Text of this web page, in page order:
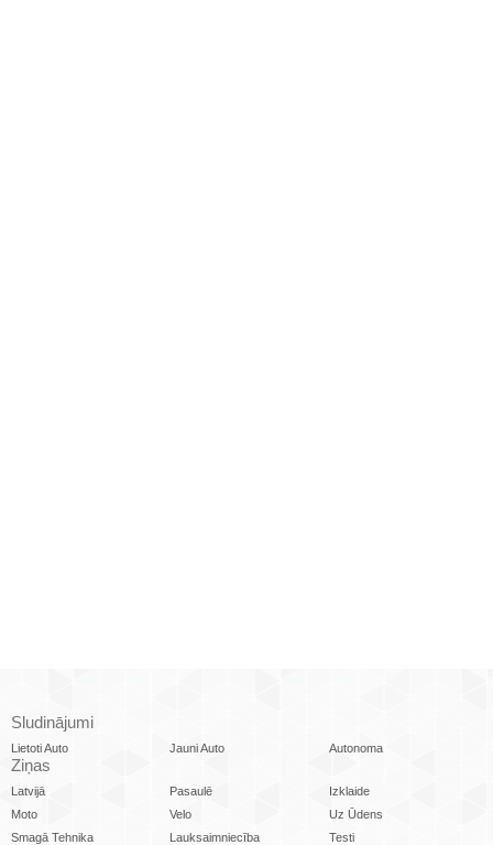
Sludinājumi
Lietoti Auto Jauni Auto Autonoma
Ziņas
Latvijā Pasaulē
Izklaide
Moto
Velo
Uz Ūdens
Smagā Tehnika
Lauksaimniecība
Testi